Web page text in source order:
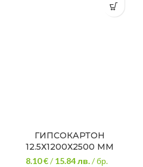
ГИПСОКАРТОН
12.5Х1200Х2500 ММ
8.10 €/15.84лв./ бр.